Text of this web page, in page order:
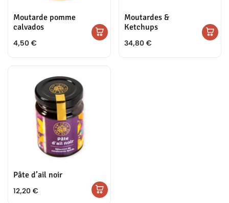
Moutarde pomme
calvados
4,50 €
Moutardes &
Ketchups
34,80 €
Pâte d’ail noir
12,20 €